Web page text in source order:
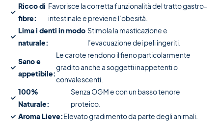
Ricco di
fibre:
Favorisce la corretta funzionalità del tratto gastro-
intestinale e previene l’obesità.
Lima i denti in modo
naturale:
Stimola la masticazione e
l’evacuazione dei peli ingeriti.
Sano e
appetibile:
Le carote rendono il fieno particolarmente
gradito anche a soggetti inappetenti o
convalescenti.
100%
Naturale:
Senza OGM e con un basso tenore
proteico.
Aroma Lieve:Elevato gradimento da parte degli animali.